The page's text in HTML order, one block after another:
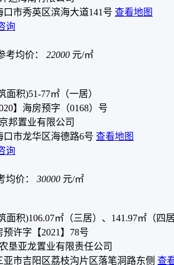
市秀英区滨海大道141号 查看地图
询
考均价： 22000 元/㎡
面积)51-77㎡（一居）
】海房预字（0168）号
邦置业有限公司
口市龙华区海德路6号 查看地图
询
均价： 30000 元/㎡
面积)106.07㎡（三居）、141.97㎡（四居
许字【2021】78号
垦亚龙置业有限责任公司
市吉阳区荔枝沟片区落笔洞路东侧 查